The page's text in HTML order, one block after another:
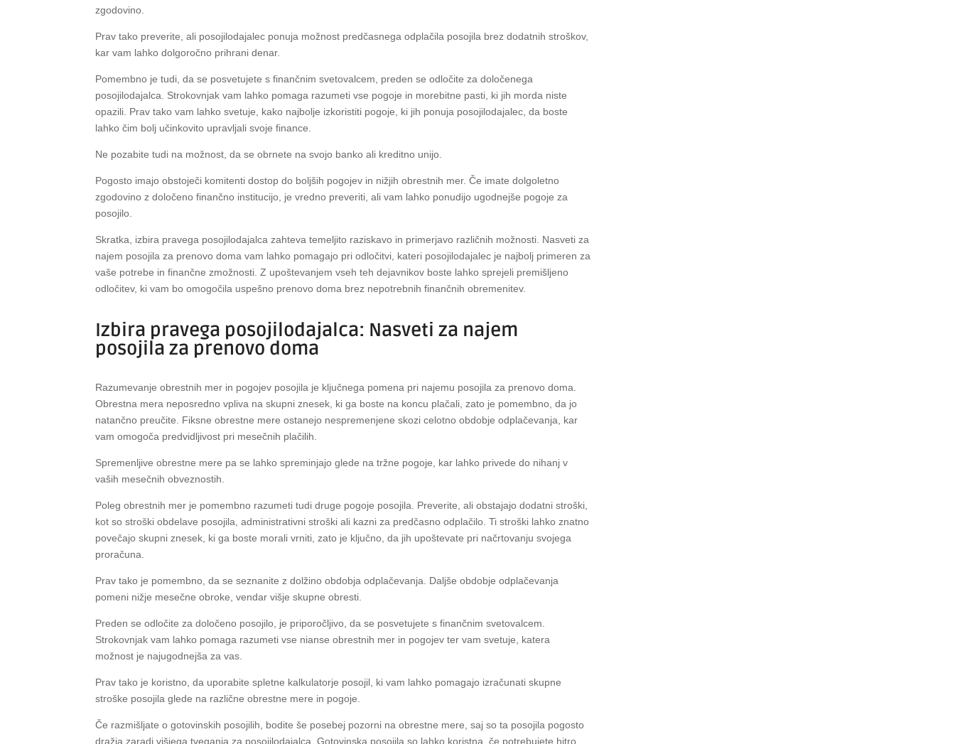
zgodovino.
Prav tako preverite, ali posojilodajalec ponuja možnost predčasnega odplačila posojila brez dodatnih stroškov,
kar vam lahko dolgoročno prihrani denar.
Pomembno je tudi, da se posvetujete s finančnim svetovalcem, preden se odločite za določenega
posojilodajalca. Strokovnjak vam lahko pomaga razumeti vse pogoje in morebitne pasti, ki jih morda niste
opazili. Prav tako vam lahko svetuje, kako najbolje izkoristiti pogoje, ki jih ponuja posojilodajalec, da boste
lahko čim bolj učinkovito upravljali svoje finance.
Ne pozabite tudi na možnost, da se obrnete na svojo banko ali kreditno unijo.
Pogosto imajo obstoječi komitenti dostop do boljših pogojev in nižjih obrestnih mer. Če imate dolgoletno
zgodovino z določeno finančno institucijo, je vredno preveriti, ali vam lahko ponudijo ugodnejše pogoje za
posojilo.
Skratka, izbira pravega posojilodajalca zahteva temeljito raziskavo in primerjavo različnih možnosti. Nasveti za
najem posojila za prenovo doma vam lahko pomagajo pri odločitvi, kateri posojilodajalec je najbolj primeren za
vaše potrebe in finančne zmožnosti. Z upoštevanjem vseh teh dejavnikov boste lahko sprejeli premišljeno
odločitev, ki vam bo omogočila uspešno prenovo doma brez nepotrebnih finančnih obremenitev.
Izbira pravega posojilodajalca: Nasveti za najem
posojila za prenovo doma
Razumevanje obrestnih mer in pogojev posojila je ključnega pomena pri najemu posojila za prenovo doma.
Obrestna mera neposredno vpliva na skupni znesek, ki ga boste na koncu plačali, zato je pomembno, da jo
natančno preučite. Fiksne obrestne mere ostanejo nespremenjene skozi celotno obdobje odplačevanja, kar
vam omogoča predvidljivost pri mesečnih plačilih.
Spremenljive obrestne mere pa se lahko spreminjajo glede na tržne pogoje, kar lahko privede do nihanj v
vaših mesečnih obveznostih.
Poleg obrestnih mer je pomembno razumeti tudi druge pogoje posojila. Preverite, ali obstajajo dodatni stroški,
kot so stroški obdelave posojila, administrativni stroški ali kazni za predčasno odplačilo. Ti stroški lahko znatno
povečajo skupni znesek, ki ga boste morali vrniti, zato je ključno, da jih upoštevate pri načrtovanju svojega
proračuna.
Prav tako je pomembno, da se seznanite z dolžino obdobja odplačevanja. Daljše obdobje odplačevanja
pomeni nižje mesečne obroke, vendar višje skupne obresti.
Preden se odločite za določeno posojilo, je priporočljivo, da se posvetujete s finančnim svetovalcem.
Strokovnjak vam lahko pomaga razumeti vse nianse obrestnih mer in pogojev ter vam svetuje, katera
možnost je najugodnejša za vas.
Prav tako je koristno, da uporabite spletne kalkulatorje posojil, ki vam lahko pomagajo izračunati skupne
stroške posojila glede na različne obrestne mere in pogoje.
Če razmišljate o gotovinskih posojilih, bodite še posebej pozorni na obrestne mere, saj so ta posojila pogosto
dražja zaradi višjega tveganja za posojilodajalca. Gotovinska posojila so lahko koristna, če potrebujete hitro